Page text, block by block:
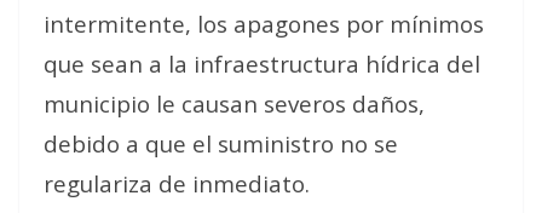
intermitente, los apagones por mínimos
que sean a la infraestructura hídrica del
municipio le causan severos daños,
debido a que el suministro no se
regulariza de inmediato.